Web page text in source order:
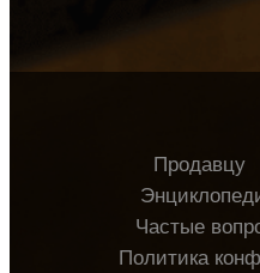
Продавцу
Частые
Политика